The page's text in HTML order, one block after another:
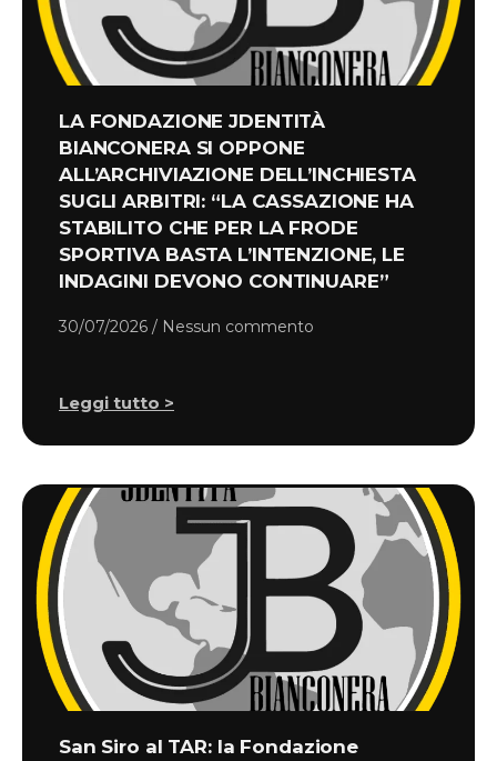
LA FONDAZIONE JDENTITÀ
BIANCONERA SI OPPONE
ALL’ARCHIVIAZIONE DELL’INCHIESTA
SUGLI ARBITRI: “LA CASSAZIONE HA
STABILITO CHE PER LA FRODE
SPORTIVA BASTA L’INTENZIONE, LE
INDAGINI DEVONO CONTINUARE”
30/07/2026 Nessun commento
Leggi tutto >
San Siro al TAR: la Fondazione